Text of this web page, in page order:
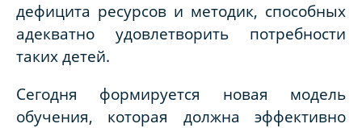
дефицита ресурсов и методик, способных
адекватно удовлетворить потребности
таких детей.
Сегодня формируется новая модель
обучения, которая должна эффективно